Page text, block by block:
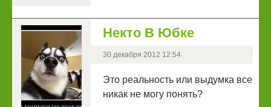
Некто В Юбке
30 декабря 2012 12:54
Это реальность или выдумка все
никак не могу понять?